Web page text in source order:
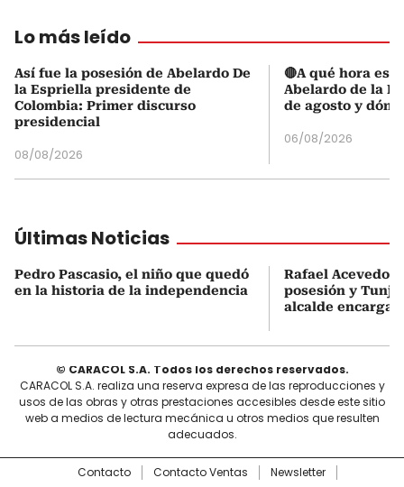
Lo más leído
Así fue la posesión de Abelardo De
la Espriella presidente de
Colombia: Primer discurso
presidencial
08/08/2026
🔴A qué hora es
Abelardo de la
de agosto y
06/08/2026
Últimas Noticias
Pedro Pascasio, el niño que quedó
en la historia de la independencia
Rafael Acevedo
posesión y Tunja
alcalde
© CARACOL S.A. Todos los derechos reservados.
CARACOL S.A. realiza una reserva expresa de las reproducciones y
usos de las obras y otras prestaciones accesibles desde este sitio
web a medios de lectura mecánica u otros medios que resulten
adecuados.
Contacto Contacto Ventas
Newsletter